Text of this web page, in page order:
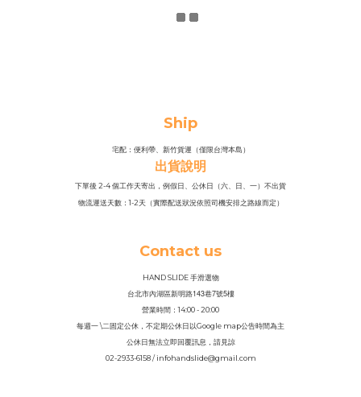
Ship
宅配：便利帶、新竹貨運（僅限台灣本島）
出貨說明
下單後 2-4 個工作天寄出，例假日、公休日（六、日、一）不出貨
物流運送天數：1-2天（實際配送狀況依照司機安排之路線而定）
Contact us
HAND SLIDE 手滑選物
台北市內湖區新明路143巷7號5樓
營業時間：14:00 - 20:00
每週一 \二固定公休，不定期公休日以Google map公告時間為主
公休日無法立即回覆訊息，請見諒
02-2933-6158 / infohandslide@gmail.com